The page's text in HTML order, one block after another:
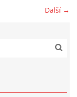
Další →